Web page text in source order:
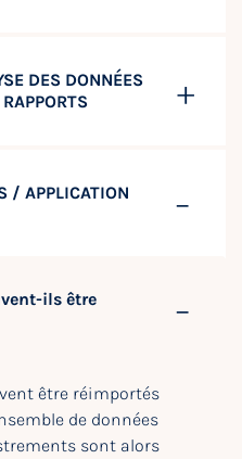
DES DONNÉES
/ APPLICATION
ils être
être réimportés
de données
sont alors